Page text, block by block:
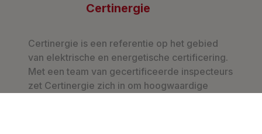
Certinergie
Certinergie is een referentie op het gebied
van elektrische en energetische certificering.
Met een team van gecertificeerde inspecteurs
zet Certinergie zich in om hoogwaardige